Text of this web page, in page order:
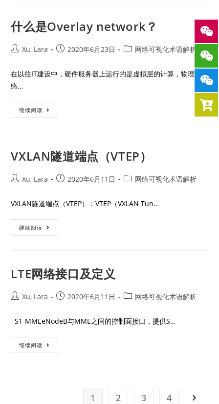
什么是Overlay network？
Xu, Lara 2020年6月23日 网络可视化术语解析
在以往IT建设中，硬件服务器上运行的是虚拟层的计算，物理网
络…
继续阅读
VXLAN隧道端点（VTEP）
Xu, Lara 2020年6月11日 网络可视化术语解析
VXLAN隧道端点（VTEP）：VTEP（VXLAN Tun…
继续阅读
LTE网络接口及定义
Xu, Lara 2020年6月11日 网络可视化术语解析
S1-MMEeNodeB与MME之间的控制面接口，提供S…
继续阅读
1 2 3 4